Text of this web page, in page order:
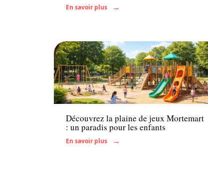
En savoir plus
Famille
Découvrez la plaine de jeux Mortemart
: un paradis pour les enfants
En savoir plus